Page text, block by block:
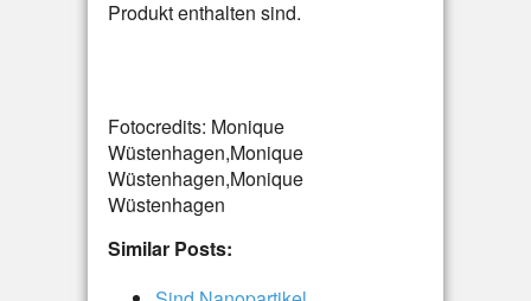
Produkt enthalten sind.
Fotocredits: Monique
Wüstenhagen,Monique
Wüstenhagen,Monique
Wüstenhagen
Similar Posts: